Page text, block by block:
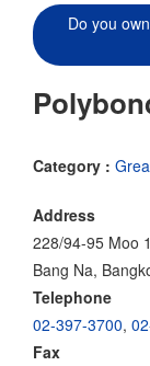
Do you
Category :
Address
228/94-95 Moo
Bang Na,
Telephone
02-397-3700,
Fax